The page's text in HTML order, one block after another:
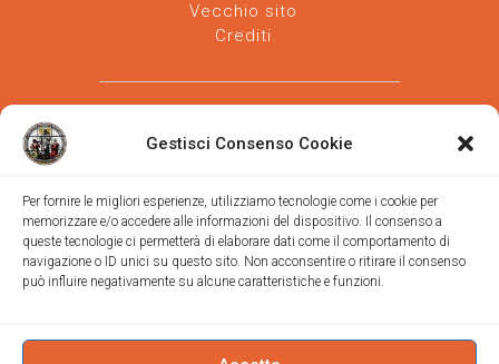
Gestisci Consenso Cookie
Per fornire le migliori esperienze, utilizziamo tecnologie come i cookie per
memorizzare e/o accedere alle informazioni del dispositivo. Il consenso a
queste tecnologie ci permetterà di elaborare dati come il comportamento di
navigazione o ID unici su questo sito. Non acconsentire o ritirare il consenso
può influire negativamente su alcune caratteristiche e funzioni.
Vecchio sito
Crediti
Parrocchia san Vincenzo de' Paoli-Diocesi
di Trieste
via Vittorino da Feltre, 11 (chiesa)
Trieste